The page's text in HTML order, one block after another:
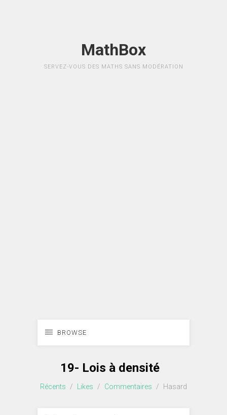
MathBox
SERVEZ-VOUS DES MATHS SANS MODÉRATION
BROWSE
19- Lois à densité
Récents / Likes / Commentaires / Hasard